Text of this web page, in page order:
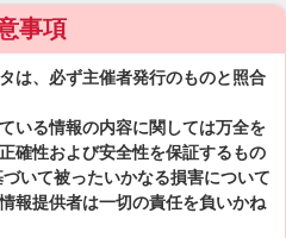
事項
は、必ず主催者発行のものと照合
いる情報の内容に関しては万全を
確性および安全性を保証するもの
いて被ったいかなる損害について
報提供者は一切の責任を負いかね